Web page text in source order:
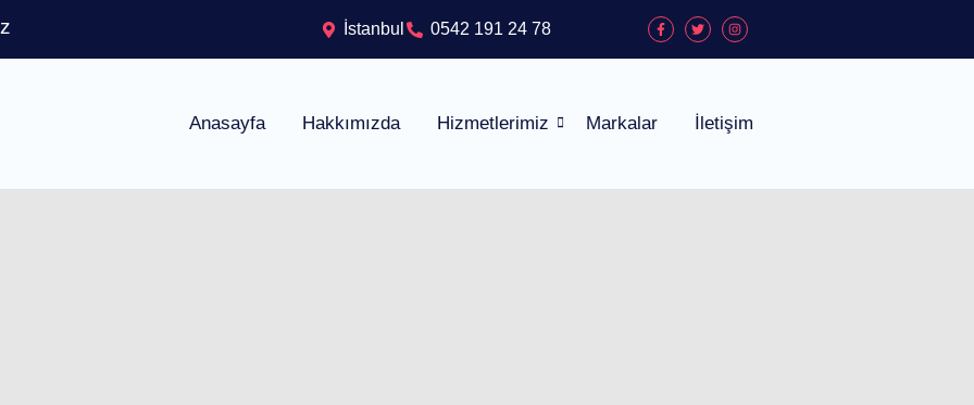
İstanbul 0542 191 24 78
Anasayfa Hakkımızda Hizmetlerimiz Markalar İletişim